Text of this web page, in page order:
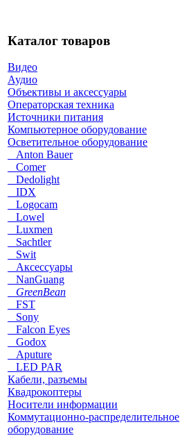
Каталог товаров
Видео
Аудио
Объективы и аксессуары
Операторская техника
Источники питания
Компьютерное оборудование
Осветительное оборудование
Anton Bauer
Comer
Dedolight
IDX
Logocam
Lowel
Luxmen
Sachtler
Swit
Аксессуары
NanGuang
GreenBean
FST
Sony
Falcon Eyes
Godox
Aputure
LED PAR
Кабели, разъемы
Квадрокоптеры
Носители информации
Коммутационно-распределительное
оборудование